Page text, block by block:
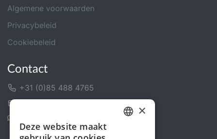
Algemene voorwaarden
Privacybeleid
Cookiebeleid
Contact
+31 (0)85 488 4765
×
Deze website maakt